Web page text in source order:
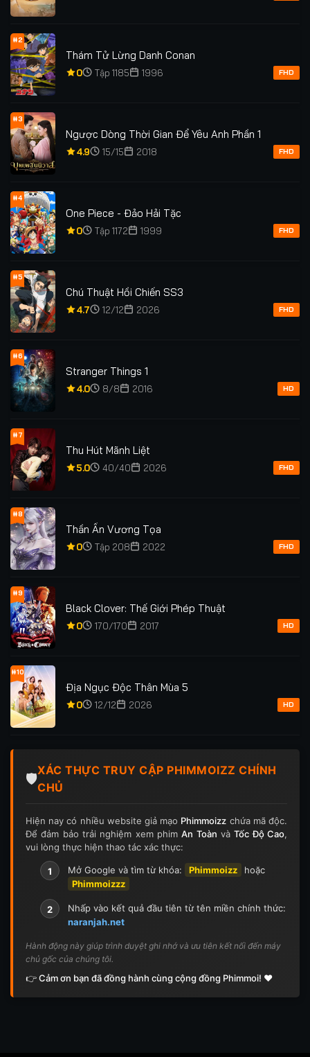
#2
Thám Tử Lừng Danh Conan
0 Tập 1185 1996 FHD
#3
Ngược Dòng Thời Gian Để Yêu Anh Phần 1
4.9 15/15 2018 FHD
#4
One Piece - Đảo Hải Tặc
0 Tập 1172 1999 FHD
#5
Chú Thuật Hồi Chiến SS3
4.7 12/12 2026 FHD
#6
Stranger Things 1
4.0 8/8 2016 HD
#7
Thu Hút Mãnh Liệt
5.0 40/40 2026 FHD
#8
Thần Ấn Vương Tọa
0 Tập 208 2022 FHD
#9
Black Clover: Thế Giới Phép Thuật
0 170/170 2017 HD
#10
Địa Ngục Độc Thân Mùa 5
0 12/12 2026 HD
🛡️
XÁC THỰC TRUY CẬP PHIMMOIZZ CHÍNH
CHỦ
Hiện nay có nhiều website giả mạo Phimmoizz chứa mã độc.
Để đảm bảo trải nghiệm xem phimAn Toàn vàTốc Độ Cao,
vui lòng thực hiện thao tác xác thực:
1 Mở Google và tìm từ khóa: Phimmoizz
hoặc
Phimmoizzz
2
Nhấp vào kết quả đầu tiên từ tên miền chính thức:
naranjah.net
Hành động này giúp trình duyệt ghi nhớ và ưu tiên kết nối đến máy
chủ gốc của chúng tôi.
👉 Cảm ơn bạn đã đồng hành cùng cộng đồng Phimmoi! ❤️